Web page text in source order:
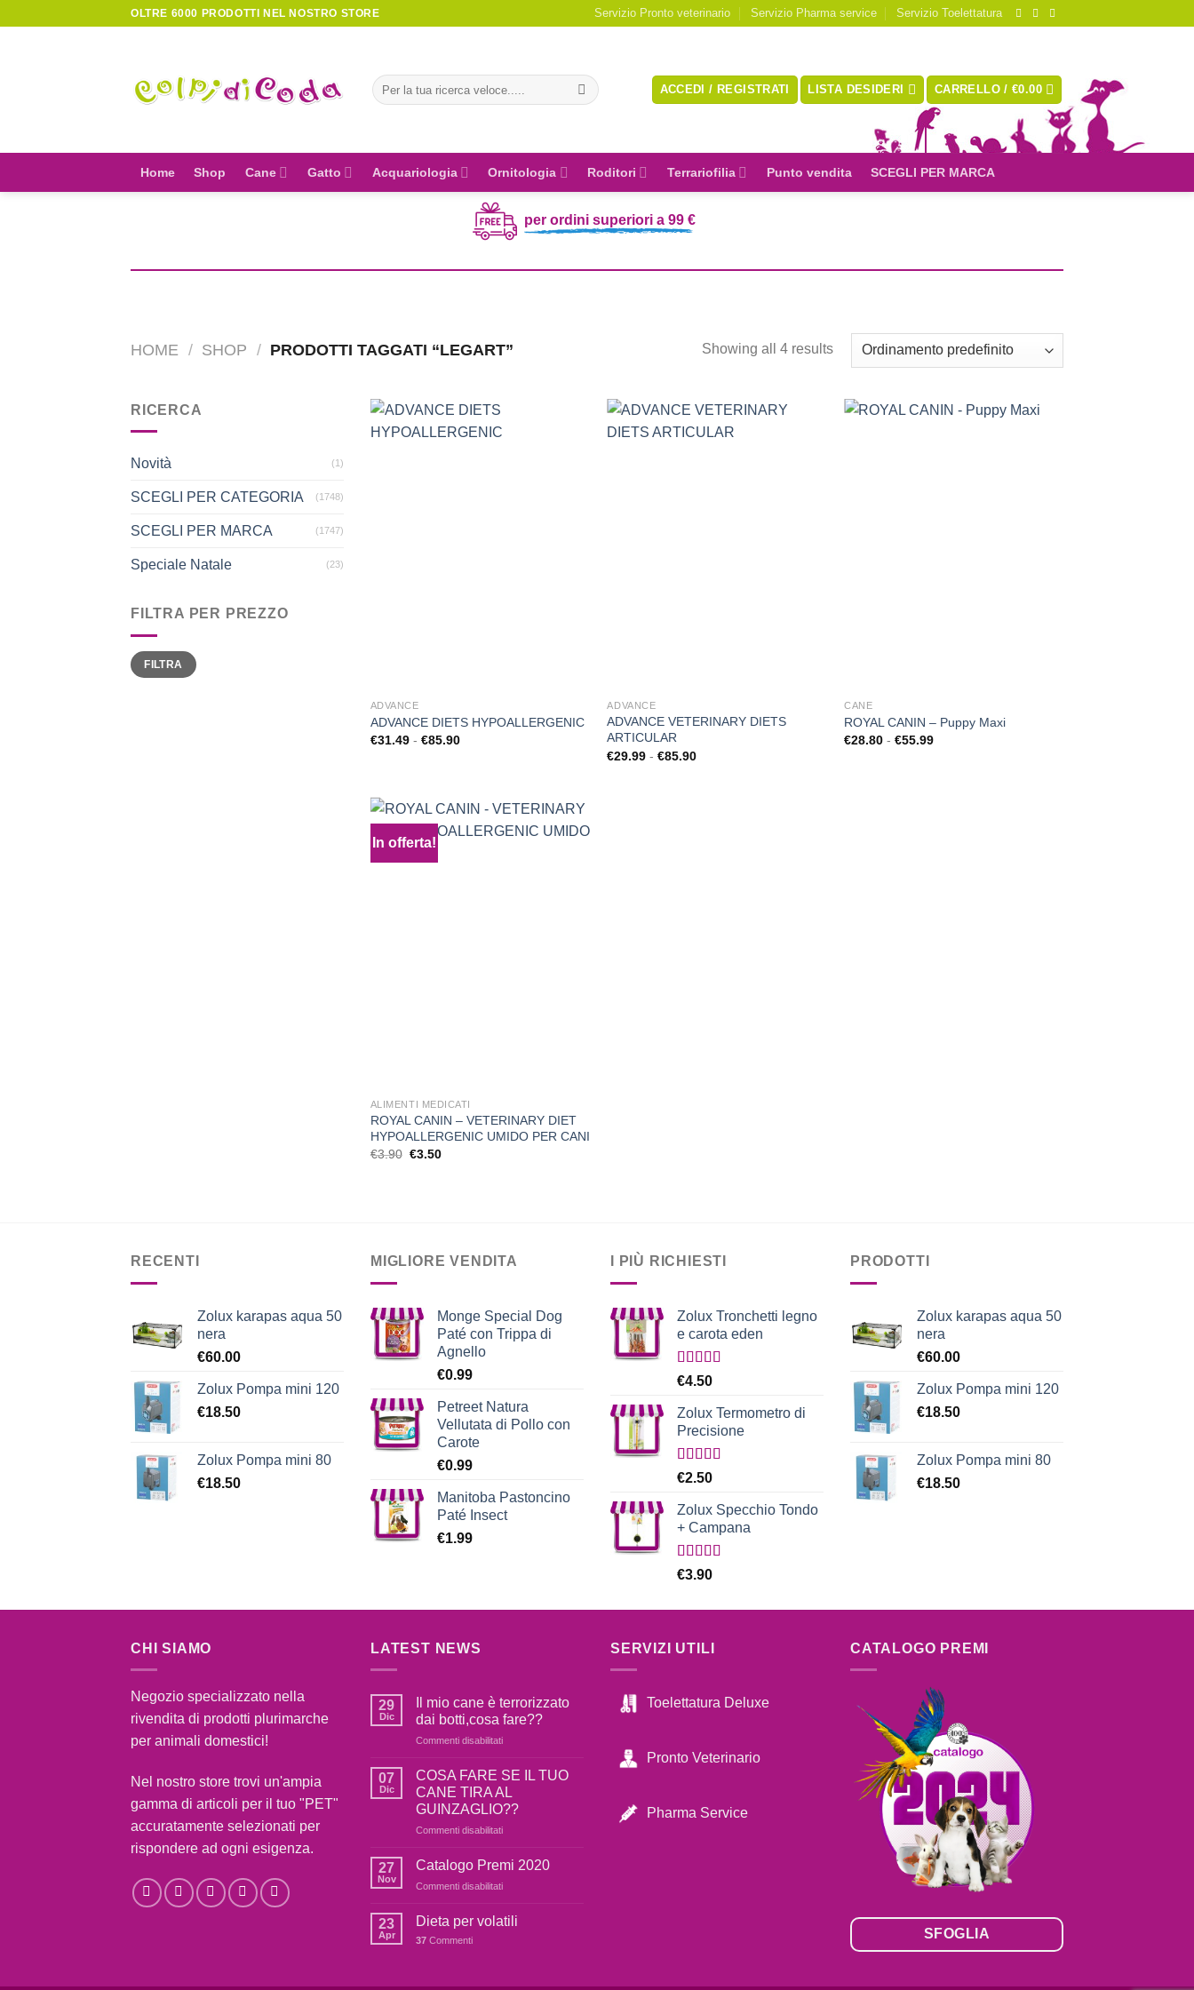
OLTRE 6000 PRODOTTI NEL NOSTRO STORE Servizio Pronto veterinario Servizio Pharma service Servizio Toelettatura
Cerca:
ACCEDI / REGISTRATI LISTA DESIDERI CARRELLO /€0.00
Home Shop Cane Gatto Acquariologia Ornitologia Roditori Terrariofilia Punto vendita SCEGLI PER MARCA
per ordini superiori a 99 €
HOME / SHOP / PRODOTTI TAGGATI “LEGART” Showing all 4 results
RICERCA
Novità (1)
SCEGLI PER CATEGORIA (1748)
SCEGLI PER MARCA (1747)
Speciale Natale (23)
FILTRA PER PREZZO
Prezzo
Min
Prezzo
MaxFILTRA
ADVANCE
ADVANCE DIETS HYPOALLERGENIC
€31.49 - €85.90Fascia
a
€85.90
ADVANCE
ADVANCE VETERINARY DIETS
ARTICULAR
€29.99 - €85.90Fascia
CANE
ROYAL CANIN – Puppy Maxi
€28.80 - €55.99Fascia
In offerta!
ALIMENTI MEDICATI
ROYAL CANIN – VETERINARY DIET
HYPOALLERGENIC UMIDO PER CANI
€3.90 Il
€3.50Il
RECENTI
Zolux karapas aqua 50
nera
€60.00
Zolux Pompa mini 120
€18.50
Zolux Pompa mini 80
€18.50
MIGLIORE VENDITA
Monge Special Dog
Paté con Trippa di
Agnello
€0.99
Petreet Natura
Vellutata di Pollo con
Carote
€0.99
Manitoba Pastoncino
Paté Insect
€1.99
I PIÙ RICHIESTI
Zolux Tronchetti legno
e carota eden
Valutato
€4.50
Zolux Termometro di
Precisione
Valutato
€2.50
Zolux Specchio Tondo
+ Campana
Valutato
€3.90
PRODOTTI
Zolux karapas aqua 50
nera
€60.00
Zolux Pompa mini 120
€18.50
Zolux Pompa mini 80
€18.50
CHI SIAMO
Negozio specializzato nella
rivendita di prodotti plurimarche
per animali domestici!
Nel nostro store trovi un'ampia
gamma di articoli per il tuo "PET"
accuratamente selezionati per
rispondere ad ogni esigenza.
LATEST NEWS
29
Dic
Il mio cane è terrorizzato
dai botti,cosa fare??
Commenti disabilitatisu
mio
cane
è
terrorizzato
dai
fare??
07
Dic
COSA FARE SE IL TUO
CANE TIRA AL
GUINZAGLIO??
Commenti disabilitatisu
FARE
IL
CANE
27
Nov
Catalogo Premi 2020
Commenti disabilitatisu
Premi
23
Apr
Dieta per volatili
37 Commenti
SERVIZI UTILI
Toelettatura Deluxe
Pronto Veterinario
Pharma Service
CATALOGO PREMI
SFOGLIA